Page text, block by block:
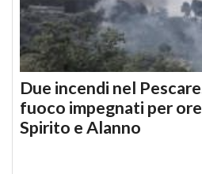
Due incendi nel
fuoco impegnati per
Spirito e Alanno